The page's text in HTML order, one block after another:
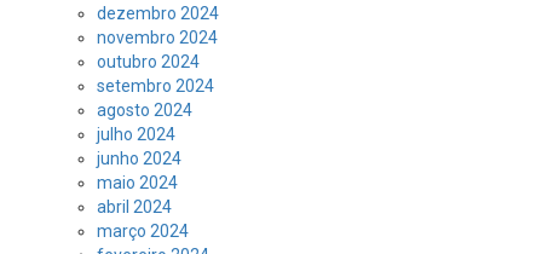
dezembro 2024
novembro 2024
outubro 2024
setembro 2024
agosto 2024
julho 2024
junho 2024
maio 2024
abril 2024
março 2024